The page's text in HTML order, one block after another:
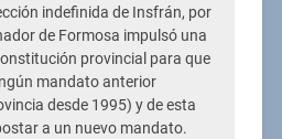
indefinida de Insfrán, por
de Formosa impulsó una
provincial para que
mandato anterior
desde 1995) y de esta
a un nuevo mandato.